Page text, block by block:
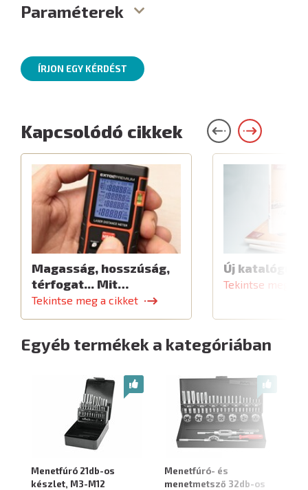
Paraméterek
ÍRJON EGY KÉRDÉST
Kapcsolódó cikkek
Magasság, hosszúság,
térfogat... Mit…
Tekintse meg a cikket
Új katalógus
Tekintse meg a
Egyéb termékek a kategóriában
Menetfúró 21db-os
készlet, M3-M12
Menetfúró- és
menetmetsző 32db-os